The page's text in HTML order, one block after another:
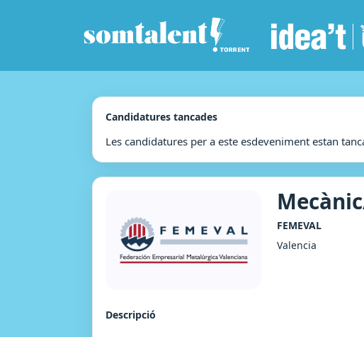
Candidatures tancades
Les candidatures per a este esdeveniment estan
FEMEVAL
Valencia
Descripció